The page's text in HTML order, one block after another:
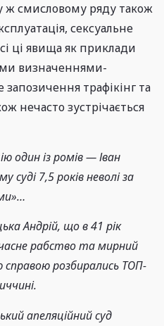
ж смисловому ряду також
сексуальне
ці явища як приклади
визначеннями-
трафікінг та
нечасто зустрічається
один із ромів — Іван
суді 7,5 років неволі за
Андрій, що в 41 рік
рабство та мирний
справою розбирались ТОП-
апеляційний суд